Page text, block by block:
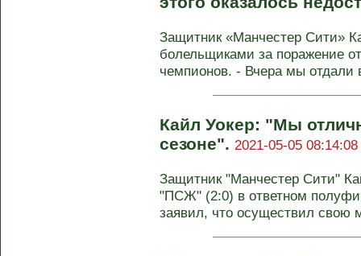
Защитник «Манчестер Сити»
болельщиками за поражение
чемпионов. - Вчера мы отдали
Кайл Уокер: "Мы
сезоне". 2021-05-05 08:14:08
Защитник "Манчестер Сити"
"ПСЖ" (2:0) в ответном
заявил, что осуществил свою